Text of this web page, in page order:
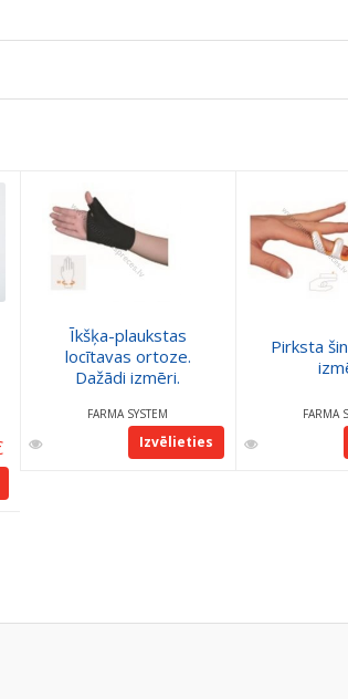
Īkšķa-plaukstas
locītavas ortoze.
Dažādi izmēri.
FARMA SYSTEM
Izvēlieties
Pirksta
FARMA